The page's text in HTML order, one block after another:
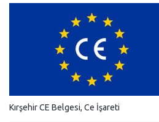
Kırşehir CE Belgesi, Ce İşareti